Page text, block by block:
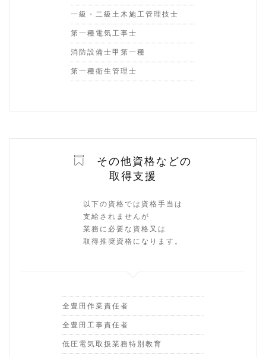
一級・二級土木施工管理技士
第一種電気工事士
消防設備士甲第一種
第一種衛生管理士
その他資格などの
取得支援
以下の資格では資格手当は
支給されませんが
業務に必要な資格又は
取得推奨資格になります。
全豊田作業責任者
全豊田工事責任者
低圧電気取扱業務特別教育